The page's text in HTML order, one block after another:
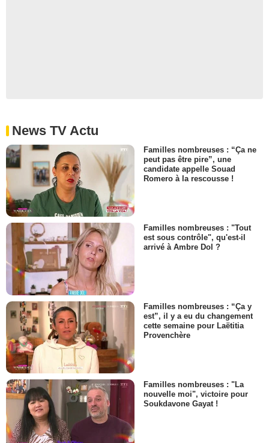
News TV Actu
Familles nombreuses : “Ça ne
peut pas être pire”, une
candidate appelle Souad
Romero à la rescousse !
Familles nombreuses : "Tout
est sous contrôle", qu'est-il
arrivé à Ambre Dol ?
Familles nombreuses : “Ça y
est”, il y a eu du changement
cette semaine pour Laëtitia
Provenchère
Familles nombreuses : "La
nouvelle moi", victoire pour
Soukdavone Gayat !